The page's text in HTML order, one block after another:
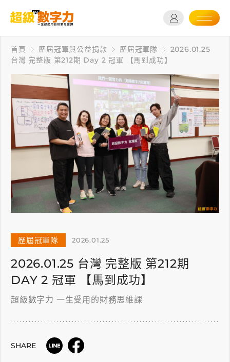
首頁 歷屆冠軍與公益捐款 歷屆冠軍隊
2026.01.25
台灣 完整版 第212期 Day 2 冠軍 【馬到成功】
歷屆冠軍隊 2026.01.25
2026.01.25 台灣 完整版 第212期
DAY 2 冠軍 【馬到成功】
超級數字力 一生受用的財務思維課
SHARE